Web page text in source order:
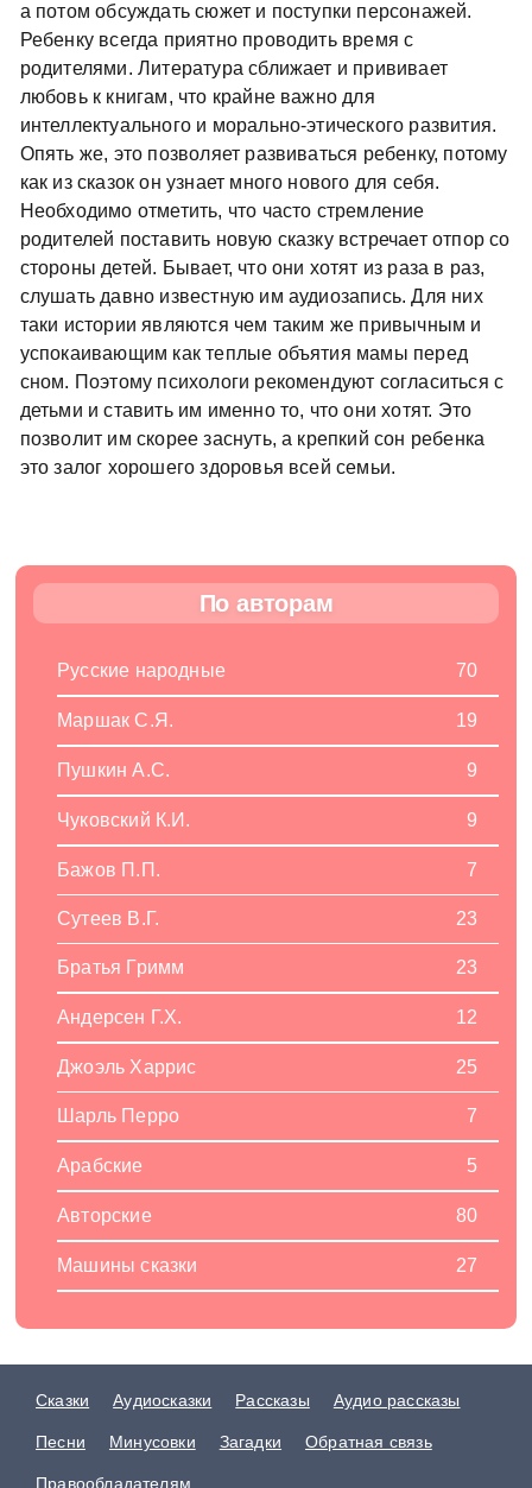
а потом обсуждать сюжет и поступки персонажей.
Ребенку всегда приятно проводить время с
родителями. Литература сближает и прививает
любовь к книгам, что крайне важно для
интеллектуального и морально-этического развития.
Опять же, это позволяет развиваться ребенку, потому
как из сказок он узнает много нового для себя.
Необходимо отметить, что часто стремление
родителей поставить новую сказку встречает отпор со
стороны детей. Бывает, что они хотят из раза в раз,
слушать давно известную им аудиозапись. Для них
таки истории являются чем таким же привычным и
успокаивающим как теплые объятия мамы перед
сном. Поэтому психологи рекомендуют согласиться с
детьми и ставить им именно то, что они хотят. Это
позволит им скорее заснуть, а крепкий сон ребенка
это залог хорошего здоровья всей семьи.
По авторам
Русские народные 70
Маршак С.Я. 19
Пушкин А.С. 9
Чуковский К.И. 9
Бажов П.П. 7
Сутеев В.Г. 23
Братья Гримм 23
Андерсен Г.Х. 12
Джоэль Харрис 25
Шарль Перро 7
Арабские 5
Авторские 80
Машины сказки 27
Сказки Аудиосказки Рассказы Аудио рассказы
Песни Минусовки Загадки Обратная связь
Правообладателям